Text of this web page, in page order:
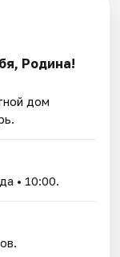
Родина!
дом
• 10:00.